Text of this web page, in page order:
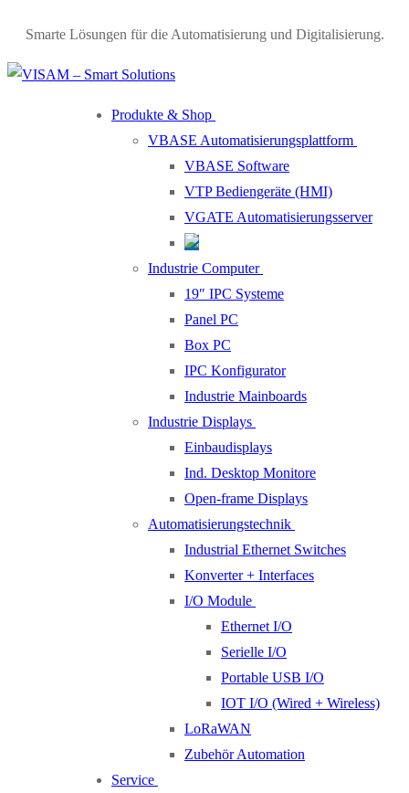
Smarte Lösungen für die Automatisierung und Digitalisierung.
Produkte & Shop
VBASE Automatisierungsplattform
VBASE Software
VTP Bediengeräte (HMI)
VGATE Automatisierungsserver
Industrie Computer
19″ IPC Systeme
Panel PC
Box PC
IPC Konfigurator
Industrie Mainboards
Industrie Displays
Einbaudisplays
Ind. Desktop Monitore
Open-frame Displays
Automatisierungstechnik
Industrial Ethernet Switches
Konverter + Interfaces
I/O Module
Ethernet I/O
Serielle I/O
Portable USB I/O
IOT I/O (Wired + Wireless)
LoRaWAN
Zubehör Automation
Service